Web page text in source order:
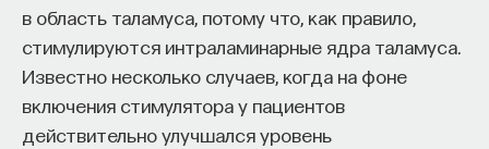
в область таламуса, потому что, как правило,
стимулируются интраламинарные ядра таламуса.
Известно несколько случаев, когда на фоне
включения стимулятора у пациентов
действительно улучшался уровень